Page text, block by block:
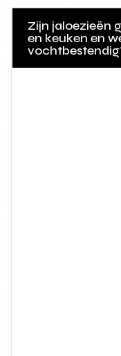
Zijn jaloezieën
en keuken en